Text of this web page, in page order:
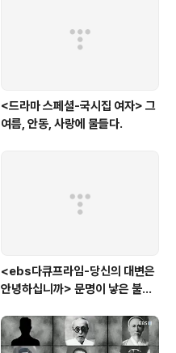
<드라마 스페셜-국시집 여자> 그
여름, 안동, 사랑에 물들다.
<ebs다큐프라임-당신의 대변은
안녕하십니까> 문명이 낳은 불치